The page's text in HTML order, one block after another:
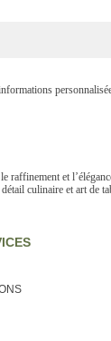
NEWSLETTER
ACTUALITE ET
raffinement et
culinaire et art de